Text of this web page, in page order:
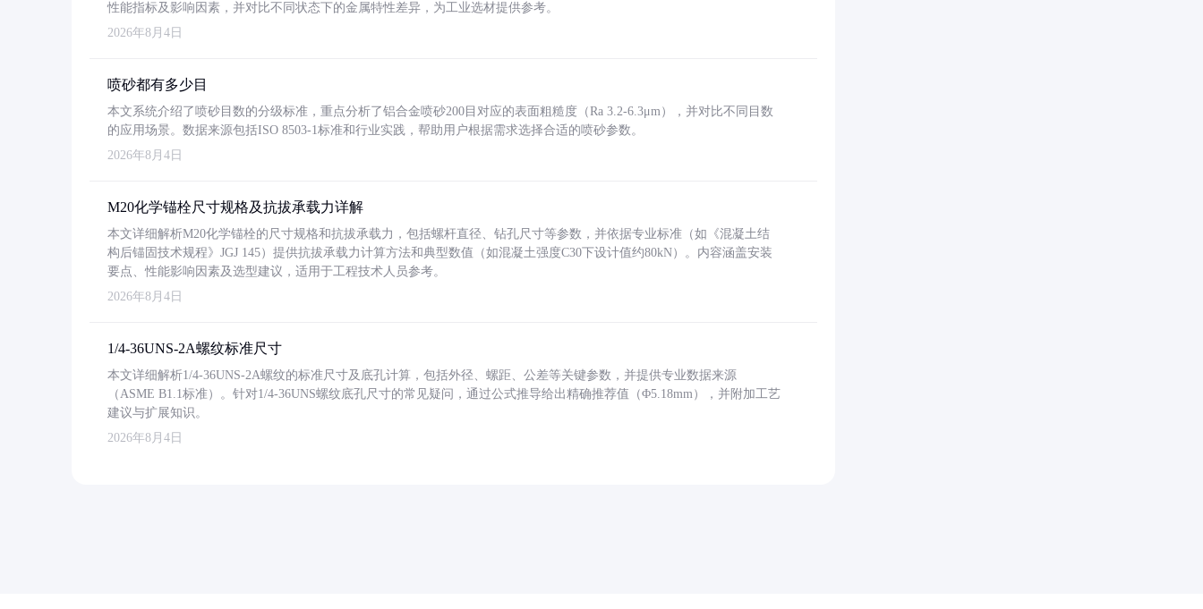
性能指标及影响因素，并对比不同状态下的金属特性差异，为工业选材提供参考。
2026年8月4日
喷砂都有多少目
本文系统介绍了喷砂目数的分级标准，重点分析了铝合金喷砂200目对应的表面粗糙度（Ra 3.2-6.3μm），并对比不同目数
的应用场景。数据来源包括ISO 8503-1标准和行业实践，帮助用户根据需求选择合适的喷砂参数。
2026年8月4日
M20化学锚栓尺寸规格及抗拔承载力详解
本文详细解析M20化学锚栓的尺寸规格和抗拔承载力，包括螺杆直径、钻孔尺寸等参数，并依据专业标准（如《混凝土结
构后锚固技术规程》JGJ 145）提供抗拔承载力计算方法和典型数值（如混凝土强度C30下设计值约80kN）。内容涵盖安装
要点、性能影响因素及选型建议，适用于工程技术人员参考。
2026年8月4日
1/4-36UNS-2A螺纹标准尺寸
本文详细解析1/4-36UNS-2A螺纹的标准尺寸及底孔计算，包括外径、螺距、公差等关键参数，并提供专业数据来源
（ASME B1.1标准）。针对1/4-36UNS螺纹底孔尺寸的常见疑问，通过公式推导给出精确推荐值（Φ5.18mm），并附加工艺
建议与扩展知识。
2026年8月4日